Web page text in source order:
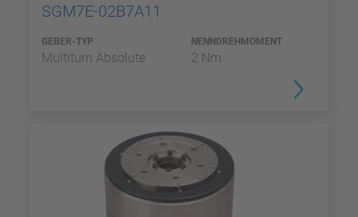
SGM7E-02B7A11
GEBER-TYP
Multiturn Absolute
NENNDREHMOMENT
2 Nm